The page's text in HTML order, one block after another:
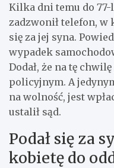
Kilka dni temu do
zadzwonił telefon, w
się za jej syna.
wypadek
Dodał, że na tę
policyjnym. A
na wolność, jest
ustalił sąd.
Podał się za
kobietę do